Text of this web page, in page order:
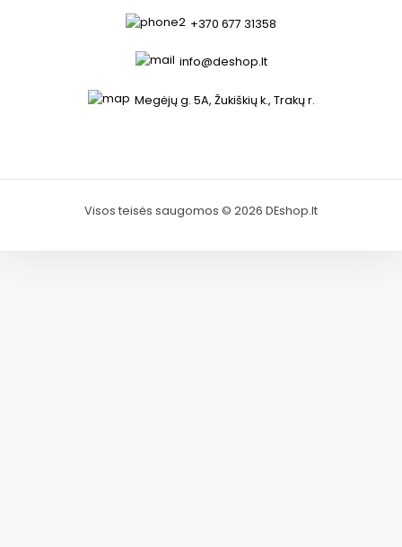
+370 677 31358
info@deshop.lt
Megėjų g. 5A, Žukiškių k., Trakų r.
Visos teisės saugomos © 2026 DEshop.lt